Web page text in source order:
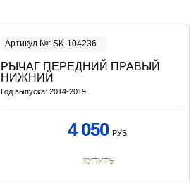
Артикул №: SK-104236
РЫЧАГ ПЕРЕДНИЙ ПРАВЫЙ
НИЖНИЙ
Год выпуска: 2014-2019
4 050 РУБ.
КУПИТЬ